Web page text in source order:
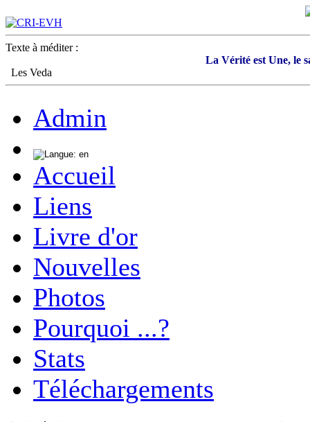
Texte à méditer :
La Vérité est Une, le
Les Veda
Admin
Accueil
Liens
Livre d'or
Nouvelles
Photos
Pourquoi ...?
Stats
Téléchargements